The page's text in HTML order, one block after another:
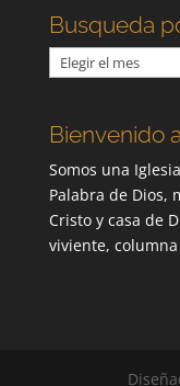
Busqueda
Busqueda
por
Bienvenido
Somos una
Palabra de Dios,
Cristo y casa de
viviente,